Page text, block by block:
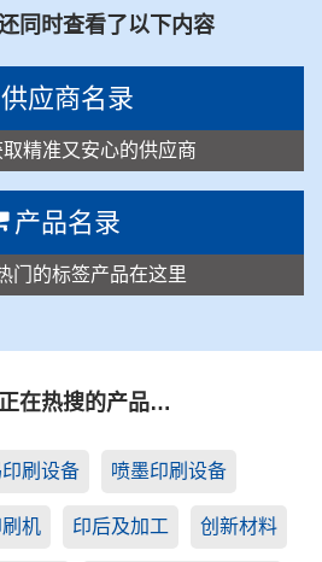
同时查看了以下内容
供应商名录
精准又安心的供应商
产品名录
门的标签产品在这里
在热搜的产品…
刷设备 喷墨印刷设备
机 印后及加工 创新材料